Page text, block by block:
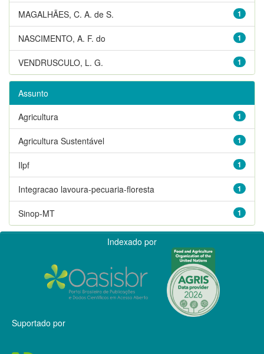
1
MAGALHÃES, C. A. de S.
1
NASCIMENTO, A. F. do
1
VENDRUSCULO, L. G.
Assunto
1
Agricultura
1
Agricultura Sustentável
1
Ilpf
1
Integracao lavoura-pecuaria-floresta
1
Sinop-MT
Indexado por
Suportado por